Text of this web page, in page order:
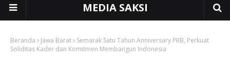
MEDIA SAKSI
Beranda Jawa Barat
Semarak Satu Tahun Anniversary PKB, Perkuat
Soliditas Kader dan Komitmen Membangun Indonesia